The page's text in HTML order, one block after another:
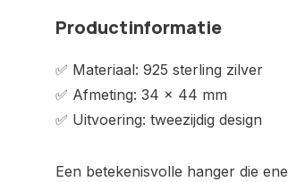
Productinformatie
✅ Materiaal: 925 sterling zilver
✅ Afmeting: 34 x 44 mm
✅ Uitvoering: tweezijdig design
Een betekenisvolle hanger die